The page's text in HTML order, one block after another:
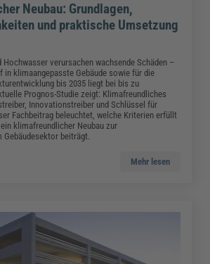
Neubau: Grundlagen,
und praktische Umsetzung
Hochwasser verursachen wachsende Schäden –
in klimaangepasste Gebäude sowie für die
bis 2035 liegt bei bis zu
Prognos-Studie zeigt: Klimafreundliches
Innovationstreiber und Schlüssel für
Fachbeitrag beleuchtet, welche Kriterien erfüllt
klimafreundlicher Neubau zur
beiträgt.
Mehr lesen